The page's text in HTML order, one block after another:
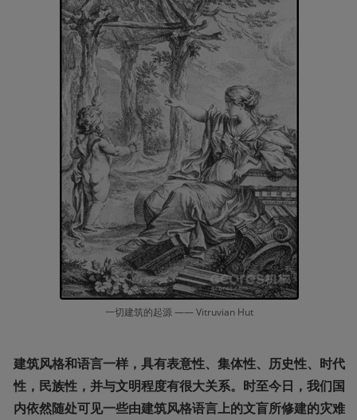
一切建筑的起源 —— Vitruvian Hut
建筑风格和语言一样，具有表意性、集体性、历史性、时代
性，民族性，并与文明程度有很大关系。时至今日，我们国
内依然随处可见一些由建筑风格语言上的文盲所修建的灾难